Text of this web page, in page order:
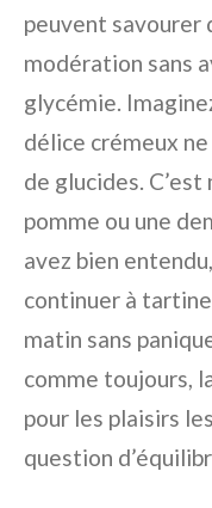
peuvent savourer
modération sans
glycémie.
délice crémeux
de glucides.
pomme ou une
avez bien
continuer à
matin sans
comme toujours,
pour les plaisirs
question